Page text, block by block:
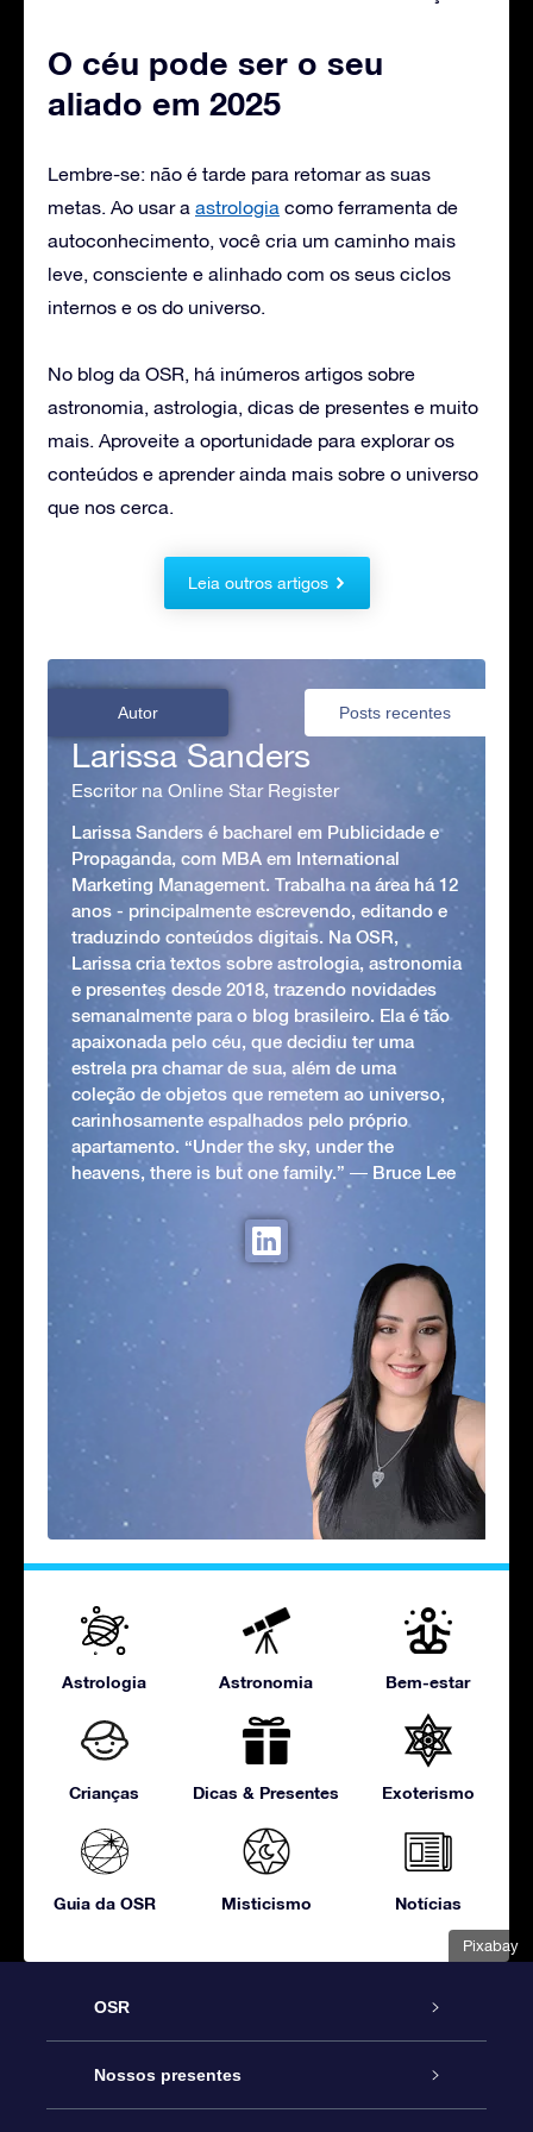
Pixabay
O céu pode ser o seu
aliado em 2025
Lembre-se: não é tarde para retomar as suas
metas. Ao usar a astrologia como ferramenta de
autoconhecimento, você cria um caminho mais
leve, consciente e alinhado com os seus ciclos
internos e os do universo.
No blog da OSR, há inúmeros artigos sobre
astronomia, astrologia, dicas de presentes e muito
mais. Aproveite a oportunidade para explorar os
conteúdos e aprender ainda mais sobre o universo
que nos cerca.
Leia outros artigos
Autor Posts recentes
Larissa Sanders
Escritor na Online Star Register
Larissa Sanders é bacharel em Publicidade e
Propaganda, com MBA em International
Marketing Management. Trabalha na área há 12
anos - principalmente escrevendo, editando e
traduzindo conteúdos digitais. Na OSR,
Larissa cria textos sobre astrologia, astronomia
e presentes desde 2018, trazendo novidades
semanalmente para o blog brasileiro. Ela é tão
apaixonada pelo céu, que decidiu ter uma
estrela pra chamar de sua, além de uma
coleção de objetos que remetem ao universo,
carinhosamente espalhados pelo próprio
apartamento. “Under the sky, under the
heavens, there is but one family.” ― Bruce Lee
Astrologia Astronomia Bem-estar
Crianças Dicas & Presentes Exoterismo
Guia da OSR Misticismo Notícias
OSR
Serviço
Nossos presentes